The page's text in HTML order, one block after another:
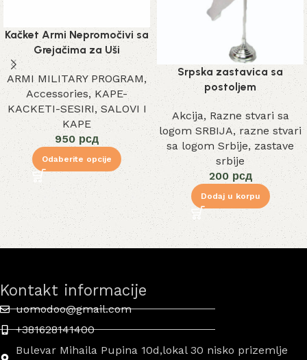
Kačket Armi Nepromočivi sa
Grejačima za Uši
ARMI MILITARY PROGRAM,
Accessories, KAPE-
KACKETI-SESIRI,SALOVI I
KAPE
950 рсд
Odaberite opcije
Srpska zastavica sa
postoljem
Akcija, Razne stvari sa
logom SRBIJA, razne stvari
sa logom Srbije, zastave
srbije
200 рсд
Dodaj u korpu
Kontakt informacije
uomodoo@gmail.com
+381628141400
Bulevar Mihaila Pupina 10d,lokal 30 nisko prizemlje